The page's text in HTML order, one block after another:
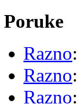
Poruke
Razno:
Razno:
Razno: